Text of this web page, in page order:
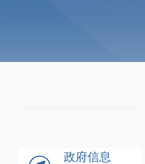
政府信息